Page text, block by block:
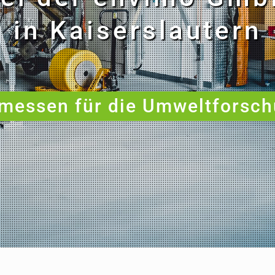
in Kaiserslautern
für die